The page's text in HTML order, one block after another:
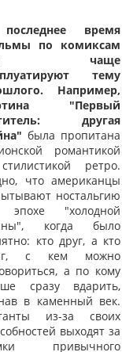
время
по комиксам
чаще
тему
Например,
"Первый
другая
была пропитана
романтикой
ретро.
что американцы
ностальгию
"холодной
когда было
кто друг, а кто
с кем можно
а по кому
сразу вдарить,
в каменный век.
из-за своих
выходят за
привычного